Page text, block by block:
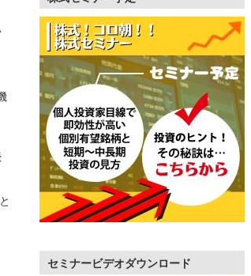
セミナービデオダウンロード